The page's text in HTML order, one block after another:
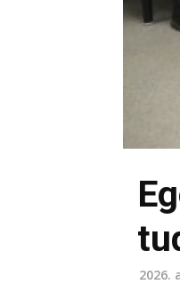
2026.